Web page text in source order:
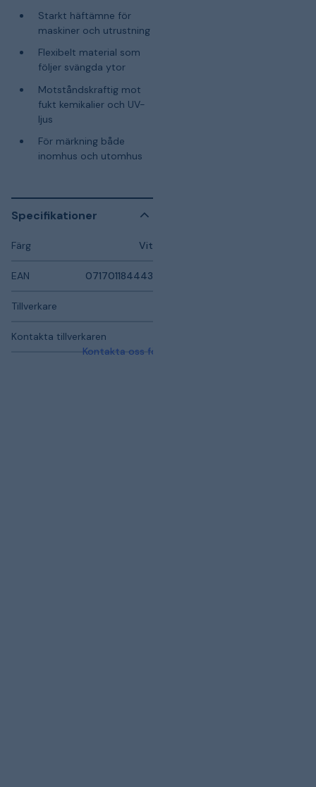
Starkt häftämne för
maskiner och utrustning
Flexibelt material som
följer svängda ytor
Motståndskraftig mot
fukt kemikalier och UV-
ljus
För märkning både
inomhus och utomhus
Specifikationer
Färg Vit
EAN 071701184443
Tillverkare
Kontakta tillverkaren
Kontakta oss för mer information